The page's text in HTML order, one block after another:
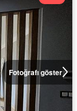
Fotoğrafı göster